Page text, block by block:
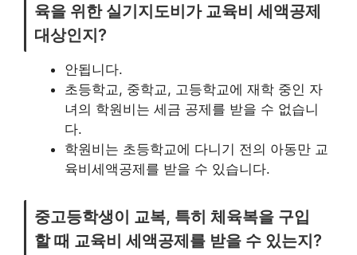
육을 위한 실기지도비가 교육비 세액공제
대상인지?
안됩니다.
초등학교, 중학교, 고등학교에 재학 중인 자
녀의 학원비는 세금 공제를 받을 수 없습니
다.
학원비는 초등학교에 다니기 전의 아동만 교
육비세액공제를 받을 수 있습니다.
중고등학생이 교복, 특히 체육복을 구입
할 때 교육비 세액공제를 받을 수 있는지?